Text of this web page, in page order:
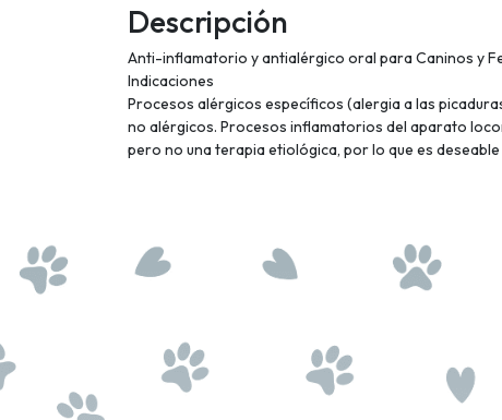
Descripción
Anti-inflamatorio y antialérgico oral para Caninos y
Indicaciones
Procesos alérgicos específicos (alergia a las
no alérgicos. Procesos inflamatorios del aparato
pero no una terapia etiológica, por lo que es